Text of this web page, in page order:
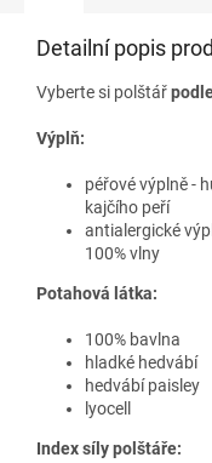
Detailní popis
Vyberte si polštář
Výplň:
péřové výplně -
kajčího peří
antialergické
100% vlny
Potahová látka:
100% bavlna
hladké hedvábí
hedvábí paisley
lyocell
Index síly polštáře: